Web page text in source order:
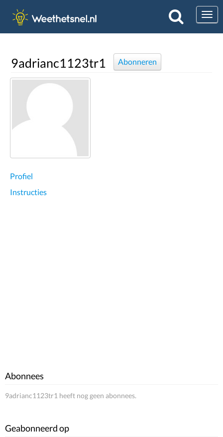
9adrianc1123tr1 Abonneren
Profiel
Instructies
Abonnees
9adrianc1123tr1 heeft nog geen abonnees.
Geabonneerd op